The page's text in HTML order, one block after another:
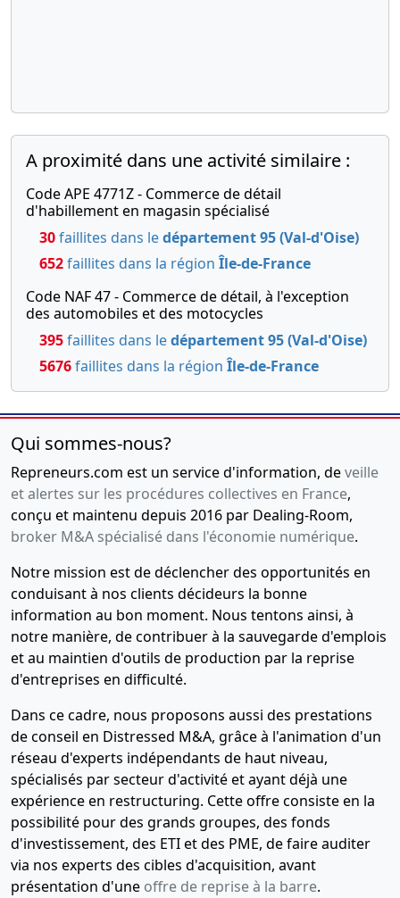
A proximité dans une activité similaire :
Code APE 4771Z - Commerce de détail
d'habillement en magasin spécialisé
30faillites dans ledépartement 95 (Val-d'Oise)
652faillites dans la région Île-de-France
Code NAF 47 - Commerce de détail, à l'exception
des automobiles et des motocycles
395faillites dans ledépartement 95 (Val-d'Oise)
5676faillites dans la région Île-de-France
Qui sommes-nous?
Repreneurs.com est un service d'information, deveille
et alertes sur les procédures collectives en France,
conçu et maintenu depuis 2016 par Dealing-Room,
broker M&A spécialisé dans l'économie numérique.
Notre mission est de déclencher des opportunités en
conduisant à nos clients décideurs la bonne
information au bon moment. Nous tentons ainsi, à
notre manière, de contribuer à la sauvegarde d'emplois
et au maintien d'outils de production par la reprise
d'entreprises en difficulté.
Dans ce cadre, nous proposons aussi des prestations
de conseil en Distressed M&A, grâce à l'animation d'un
réseau d'experts indépendants de haut niveau,
spécialisés par secteur d'activité et ayant déjà une
expérience en restructuring. Cette offre consiste en la
possibilité pour des grands groupes, des fonds
d'investissement, des ETI et des PME, de faire auditer
via nos experts des cibles d'acquisition, avant
présentation d'une offre de reprise à la barre.